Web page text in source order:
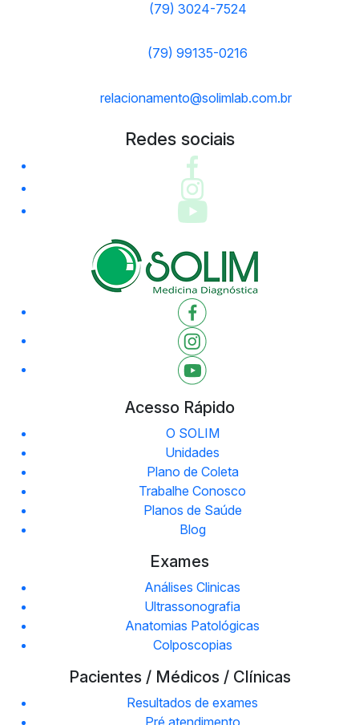
(79) 3024-7524
(79) 99135-0216
relacionamento@solimlab.com.br
Redes sociais
Acesso Rápido
O SOLIM
Unidades
Plano de Coleta
Trabalhe Conosco
Planos de Saúde
Blog
Exames
Análises Clinicas
Ultrassonografia
Anatomias Patológicas
Colposcopias
Pacientes / Médicos / Clínicas
Resultados de exames
Pré atendimento